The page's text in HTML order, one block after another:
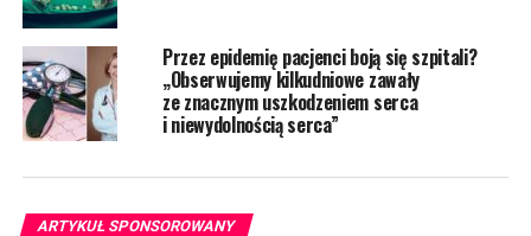
Przez epidemię pacjenci boją się szpitali?
„Obserwujemy kilkudniowe zawały
ze znacznym uszkodzeniem serca
i niewydolnością serca”
ARTYKUŁ SPONSOROWANY